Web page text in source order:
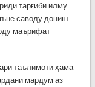
тарғиби илму
саводу дониш
маърифат
таълимоти ҳама
мардум аз